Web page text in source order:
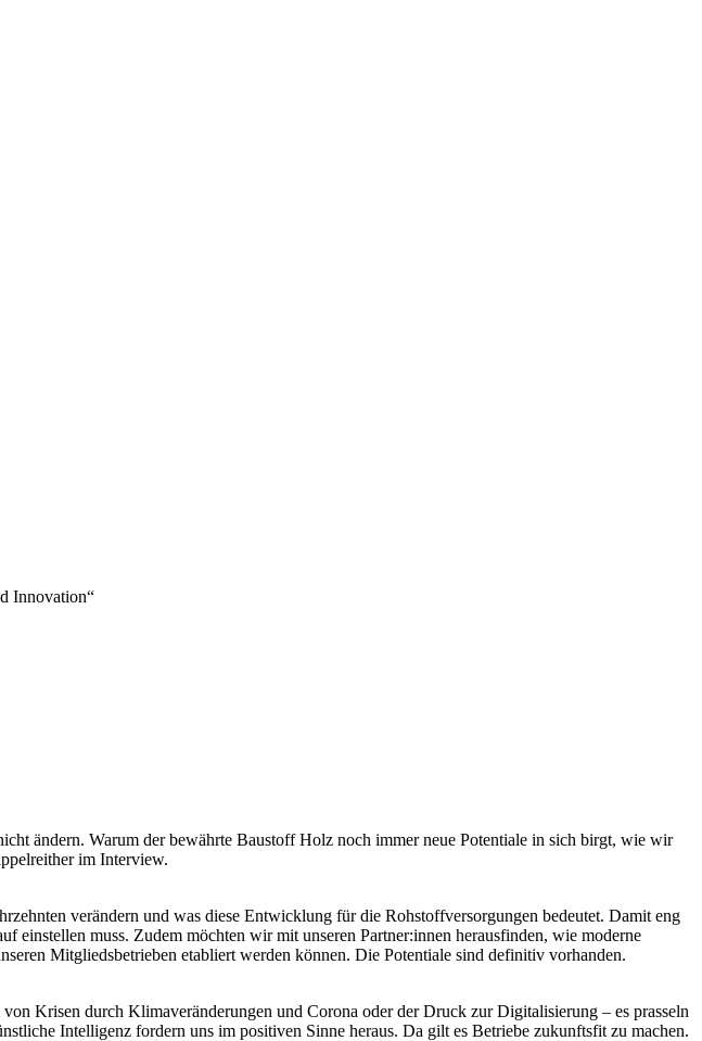
Innovation“
ändern. Warum der bewährte Baustoff Holz noch immer neue Potentiale in sich birgt, wie wir
im Interview.
verändern und was diese Entwicklung für die Rohstoffversorgungen bedeutet. Damit eng
einstellen muss. Zudem möchten wir mit unseren Partner:innen herausfinden, wie moderne
Mitglieds­betrieben etabliert werden können. Die Potentiale sind definitiv vorhanden.
Krisen durch Klimaveränderungen und Corona oder der Druck zur Digitalisierung – es prasseln
Intelligenz fordern uns im positiven ­Sinne heraus. Da gilt es Betriebe zukunftsfit zu machen.